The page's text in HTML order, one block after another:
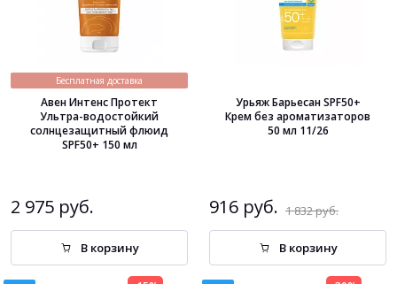
Бесплатная доставка
Авен Интенс Протект
Ультра-водостойкий
солнцезащитный флюид
SPF50+ 150 мл
2 975 руб.
В корзину
Урьяж Барьесан SPF50+
Крем без ароматизаторов
50 мл 11/26
916 руб. 1 832 руб.
В корзину